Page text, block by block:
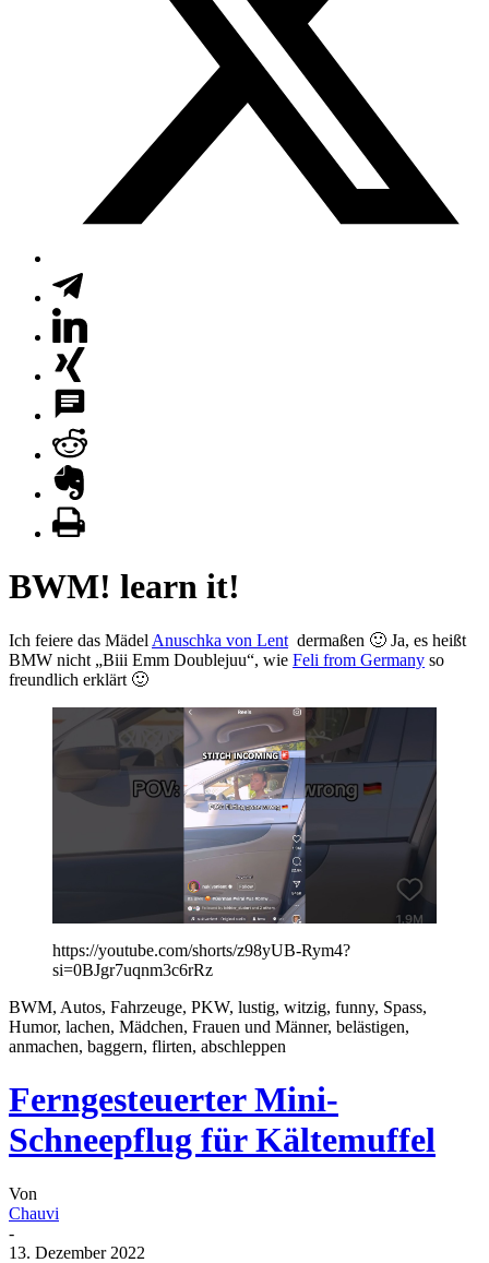
BWM! learn it!
Ich feiere das Mädel Anuschka von Lent dermaßen 🙂 Ja, es heißt
BMW nicht „Biii Emm Doublejuu“, wie Feli from Germany so
freundlich erklärt 🙂
https://youtube.com/shorts/z98yUB-Rym4?
si=0BJgr7uqnm3c6rRz
BWM, Autos, Fahrzeuge, PKW, lustig, witzig, funny, Spass,
Humor, lachen, Mädchen, Frauen und Männer, belästigen,
anmachen, baggern, flirten, abschleppen
Ferngesteuerter Mini-
Schneepflug für Kältemuffel
Von
Chauvi
-
13. Dezember 2022